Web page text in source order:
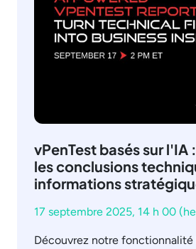
vPenTest basés sur
les conclusions
informations
17 septembre 2025, 14 h 00
Découvrez notre fonctionnalité